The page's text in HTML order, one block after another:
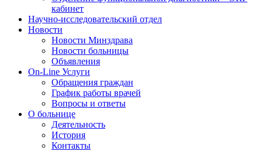
кабинет
Научно-исследовательский отдел
Новости
Новости Минздрава
Новости больницы
Объявления
On-Line Услуги
Обращения граждан
График работы врачей
Вопросы и ответы
О больнице
Деятельность
История
Контакты